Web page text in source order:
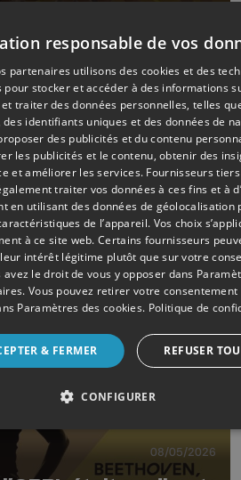
: l'Union Beynoise
D1 et envoie le
D2 !
11/05/2026
élèves découvrent
08/05/2026
responsable de vos
partenaires utilisons des cookies et des
pour stocker et accéder à des informations
traiter des données personnelles, telles
des identifiants uniques et des données de
des publicités et du contenu
les publicités et le contenu, obtenir des
et améliorer les services. Fournisseurs
traiter vos données à ces fins et à
en utilisant des données de géolocalisation
de l’appareil. Vos choix
à ce site web. Certains fournisseurs
intérêt légitime plutôt que sur votre
avez le droit de vous y opposer dans
. Vous pouvez retirer votre
Paramètres des cookies. Politique de
& FERMER REFUSER
CONFIGURER